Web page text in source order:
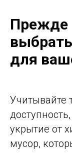
Прежде
для
Учитывайте
укрытие от
мусор,